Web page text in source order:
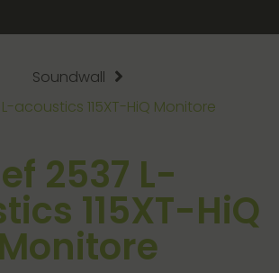
Soundwall
acoustics 115XT-HiQ Monitore
2537 L-
115XT-HiQ
Monitore